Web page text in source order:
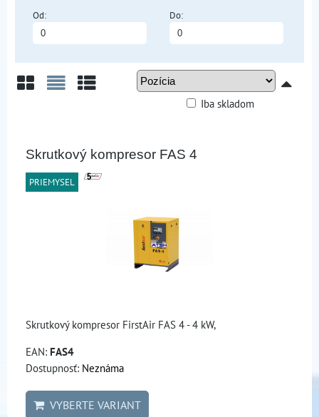
Od: Do:
Iba skladom
Skrutkový kompresor FAS 4
PRIEMYSEL
Skrutkový kompresor FirstAir FAS 4 - 4 kW,
EAN: FAS4
Dostupnosť: Neznáma
VYBERTE VARIANT